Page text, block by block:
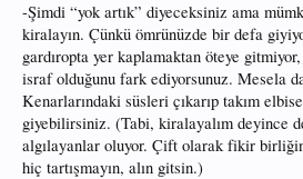
-Şimdi “yok artık” diyeceksiniz ama
kiralayın. Çünkü ömrünüzde bir defa
gardıropta yer kaplamaktan öteye
israf olduğunu fark ediyorsunuz. Mesela
Kenarlarındaki süsleri çıkarıp takım
giyebilirsiniz. (Tabi, kiralayalım deyince
algılayanlar oluyor. Çift olarak fikir
hiç tartışmayın, alın gitsin.)